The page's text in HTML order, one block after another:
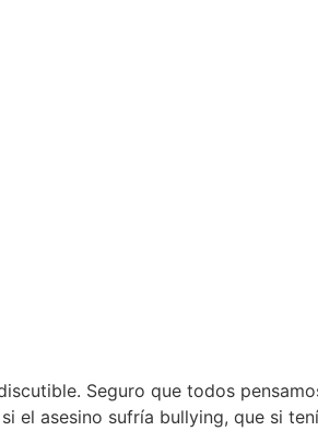
Seguro que todos
el asesino sufría bullying, que si